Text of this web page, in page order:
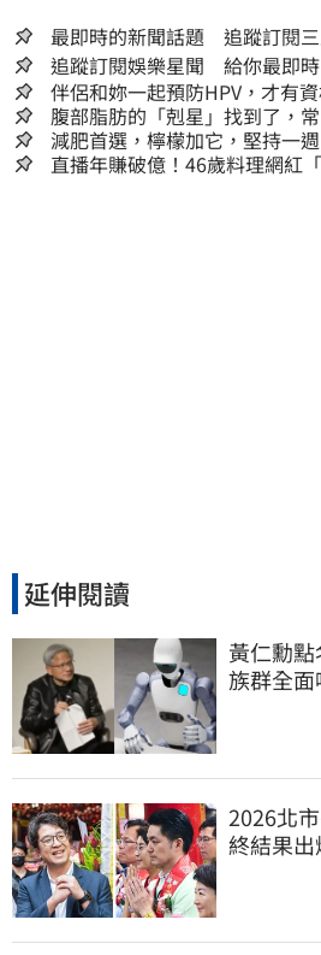
最即時的新聞話題 追蹤訂閱
追蹤訂閱娛樂星聞 給你最即
伴侶和妳一起預防HPV，才有資
腹部脂肪的「剋星」找到了，
囊，瘦出小蠻腰
減肥首選，檸檬加它，堅持一
人生
直播年賺破億！46歲料理網紅
延伸閱讀
黃仁勳
族群全面
2026北
終結果